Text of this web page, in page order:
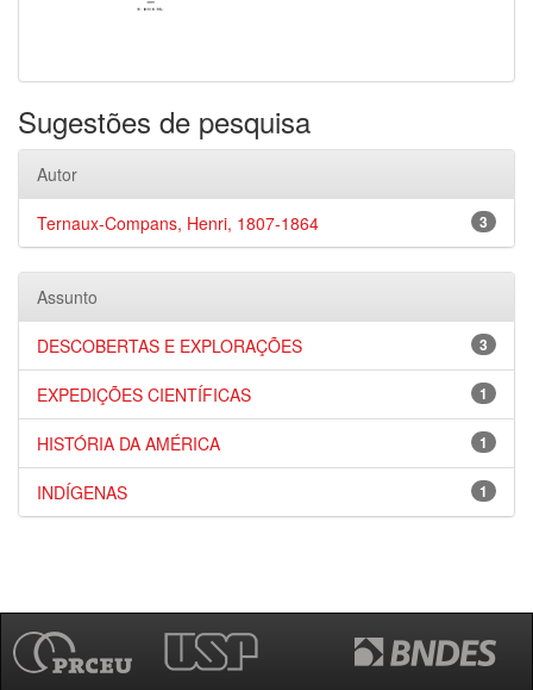
Sugestões de pesquisa
Autor
3
Ternaux-Compans, Henri, 1807-1864
Assunto
3
DESCOBERTAS E EXPLORAÇÕES
1
EXPEDIÇÕES CIENTÍFICAS
1
HISTÓRIA DA AMÉRICA
1
INDÍGENAS